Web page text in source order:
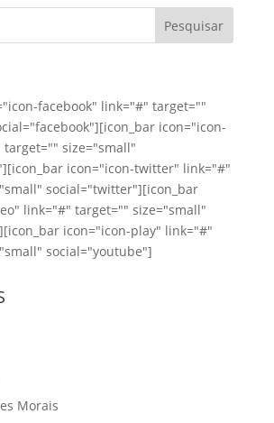
facebook" link="#" target=""
icon="icon-
size="small"
icon="icon-twitter" link="#"
social="twitter"][icon_bar
link="#" target="" size="small"
icon="icon-play" link="#"
social="youtube"]
Morais